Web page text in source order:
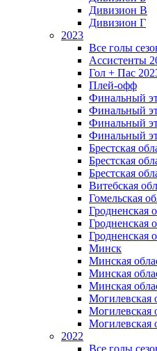
Дивизион В
Дивизион Г
2023
Все голы
Ассистенты
Гол + Пас
Плей-офф
Финальный
Финальный
Финальный
Финальный
Брестская
Брестская
Брестская
Витебская
Гомельская
Гродненская
Гродненская
Гродненская
Минск
Минская
Минская
Минская
Могилевская
Могилевская
Могилевская
2022
Все голы